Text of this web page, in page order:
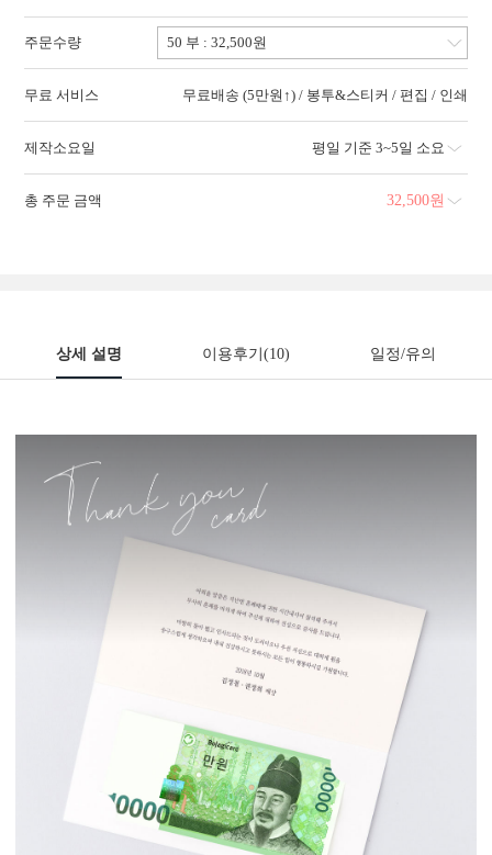
주문수량
무료 서비스 무료배송 (5만원↑) / 봉투&스티커 / 편집 / 인쇄
제작소요일 평일 기준 3~5일 소요
총 주문 금액 32,500원
상세 설명 이용후기 (10) 일정/유의